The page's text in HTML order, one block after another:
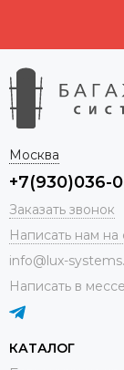
Москва
+7(930)036-
Заказать звонок
Написать нам на
info@lux-
Написать в
КАТАЛОГ